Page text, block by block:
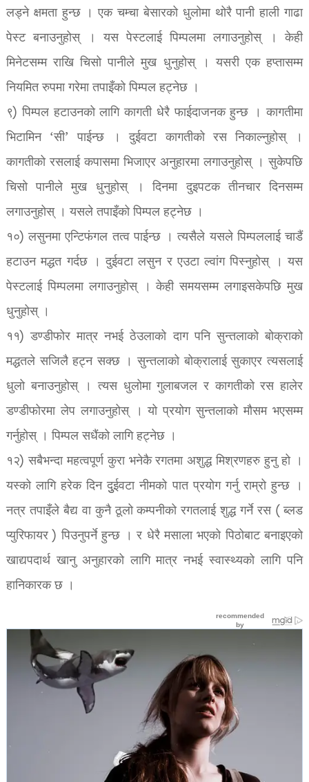
लड्ने क्षमता हुन्छ । एक चम्चा बेसारको धुलोमा थोरै पानी हाली गाढा
पेस्ट बनाउनुहोस् । यस पेस्टलाई पिम्पलमा लगाउनुहोस् । केही
मिनेटसम्म राखि चिसो पानीले मुख धुनुहोस् । यसरी एक हप्तासम्म
नियमित रुपमा गरेमा तपाइँको पिम्पल हट्नेछ ।
९) पिम्पल हटाउनको लागि कागती धेरै फाईदाजनक हुन्छ । कागतीमा
भिटामिन ‘सी’ पाईन्छ । दुईवटा कागतीको रस निकाल्नुहोस् ।
कागतीको रसलाई कपासमा भिजाएर अनुहारमा लगाउनुहोस् । सुकेपछि
चिसो पानीले मुख धुनुहोस् । दिनमा दुइपटक तीनचार दिनसम्म
लगाउनुहोस् । यसले तपाइँको पिम्पल हट्नेछ ।
१०) लसुनमा एन्टिफंगल तत्व पाईन्छ । त्यसैले यसले पिम्पललाई चाडैं
हटाउन मद्धत गर्दछ । दुईवटा लसुन र एउटा ल्वांग पिस्नुहोस् । यस
पेस्टलाई पिम्पलमा लगाउनुहोस् । केही समयसम्म लगाइसकेपछि मुख
धुनुहोस् ।
११) डण्डीफोर मात्र नभई ठेउलाको दाग पनि सुन्तलाको बोक्राको
मद्धतले सजिलै हट्न सक्छ । सुन्तलाको बोक्रालाई सुकाएर त्यसलाई
धुलो बनाउनुहोस् । त्यस धुलोमा गुलाबजल र कागतीको रस हालेर
डण्डीफोरमा लेप लगाउनुहोस् । यो प्रयोग सुन्तलाको मौसम भएसम्म
गर्नुहोस् । पिम्पल सधैंको लागि हट्नेछ ।
१२) सबैभन्दा महत्वपूर्ण कुरा भनेकै रगतमा अशुद्ध मिश्रणहरु हुनु हो ।
यस्को लागि हरेक दिन दुुईवटा नीमको पात प्रयोग गर्नु राम्रो हुन्छ ।
नत्र तपाइँले बैद्य वा कुनै ठूलो कम्पनीको रगतलाई शुद्ध गर्ने रस ( ब्लड
प्युरिफायर ) पिउनुपर्ने हुन्छ । र धेरै मसाला भएको पिठोबाट बनाइएको
खाद्यपदार्थ खानु अनुहारको लागि मात्र नभई स्वास्थ्यको लागि पनि
हानिकारक छ ।